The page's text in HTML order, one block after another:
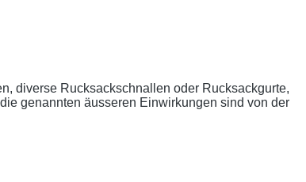
diverse Rucksackschnallen oder Rucksackgurte,
genannten äusseren Einwirkungen sind von der